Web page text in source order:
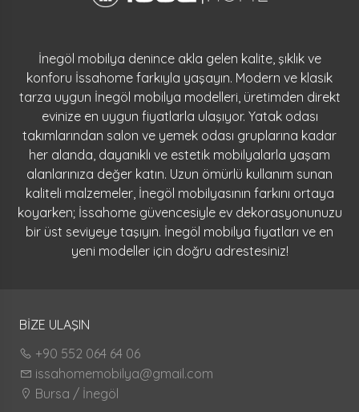
İnegöl mobilya denince akla gelen kalite, şıklık ve
konforu İssahome farkıyla yaşayın. Modern ve klasik
tarza uygun İnegöl mobilya modelleri, üretimden direkt
evinize en uygun fiyatlarla ulaşıyor. Yatak odası
takımlarından salon ve yemek odası gruplarına kadar
her alanda, dayanıklı ve estetik mobilyalarla yaşam
alanlarınıza değer katın. Uzun ömürlü kullanım sunan
kaliteli malzemeler, İnegöl mobilyasının farkını ortaya
koyarken; İssahome güvencesiyle ev dekorasyonunuzu
bir üst seviyeye taşıyın. İnegöl mobilya fiyatları ve en
yeni modeller için doğru adrestesiniz!
BİZE ULAŞIN
+90 552 064 64 06
issahomemobilya@gmail.com
Bursa / İnegöl